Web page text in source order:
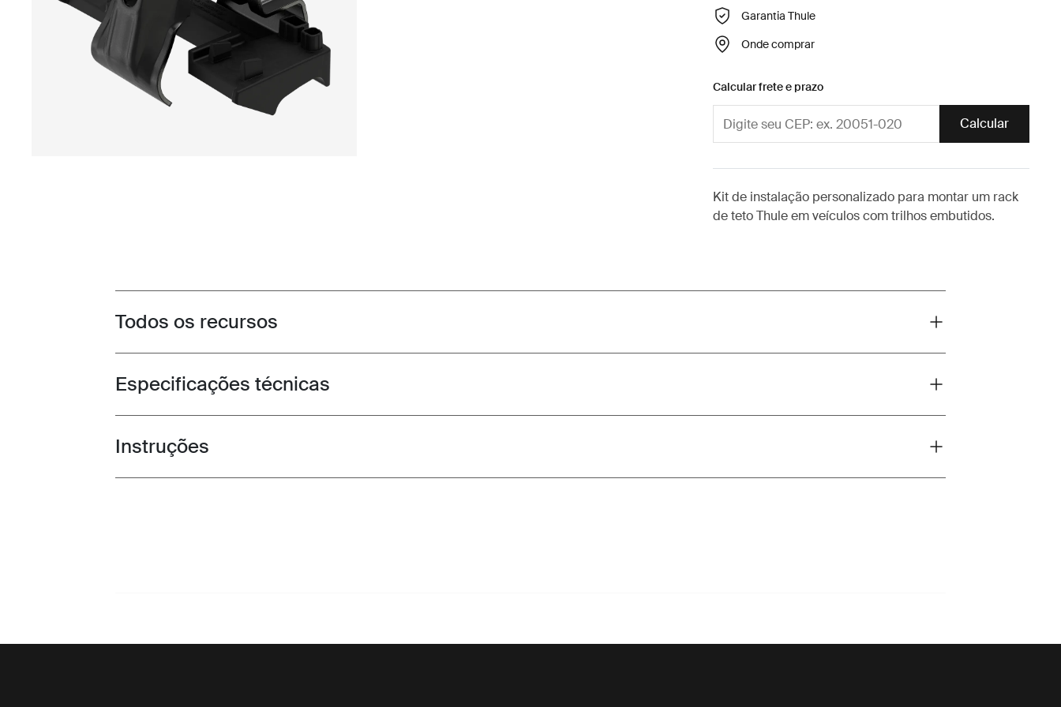
Garantia Thule
Onde comprar
Calcular frete e prazo
Calcular
Kit de instalação personalizado para montar um rack
de teto Thule em veículos com trilhos embutidos.
Toggle features
Todos os recursos
Toggle techspec
Especificações técnicas
Toggle guides and instructions
Instruções